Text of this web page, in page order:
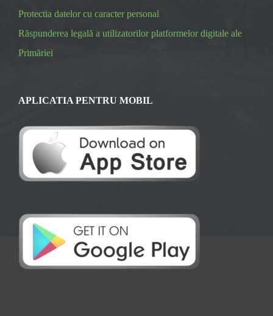
Protectia datelor cu caracter personal
Răspunderea legală a utilizatorilor platformelor digitale ale
Primăriei
APLICATIA PENTRU MOBIL